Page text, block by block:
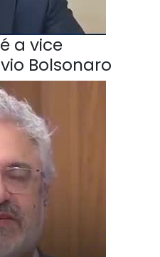
a vice
Bolsonaro